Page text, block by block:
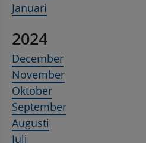
Januari
2024
December
November
Oktober
September
Augusti
Juli